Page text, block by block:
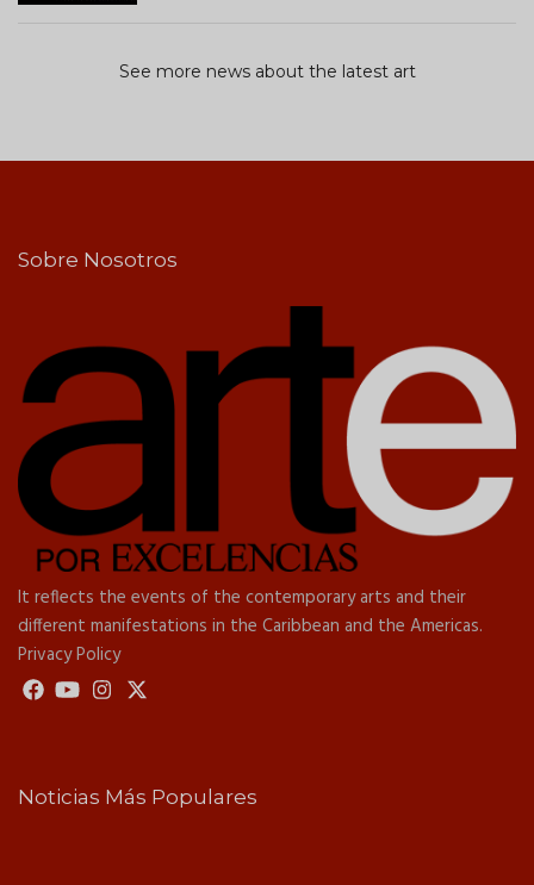
See more news about the latest art
Sobre Nosotros
It reflects the events of the contemporary arts and their
different manifestations in the Caribbean and the Americas.
Privacy Policy
Noticias Más Populares